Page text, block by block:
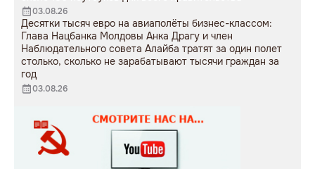
03.08.26
Десятки тысяч евро на авиаполёты бизнес-классом:
Глава Нацбанка Молдовы Анка Драгу и член
Наблюдательного совета Алайба тратят за один полет
столько, сколько не зарабатывают тысячи граждан за
год
03.08.26